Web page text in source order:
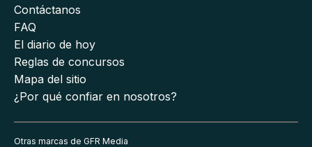
Contáctanos
FAQ
El diario de hoy
Reglas de concursos
Mapa del sitio
¿Por qué confiar en nosotros?
Otras marcas de GFR Media